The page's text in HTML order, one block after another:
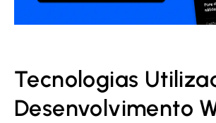
Tecnologias
Desenvolvimento